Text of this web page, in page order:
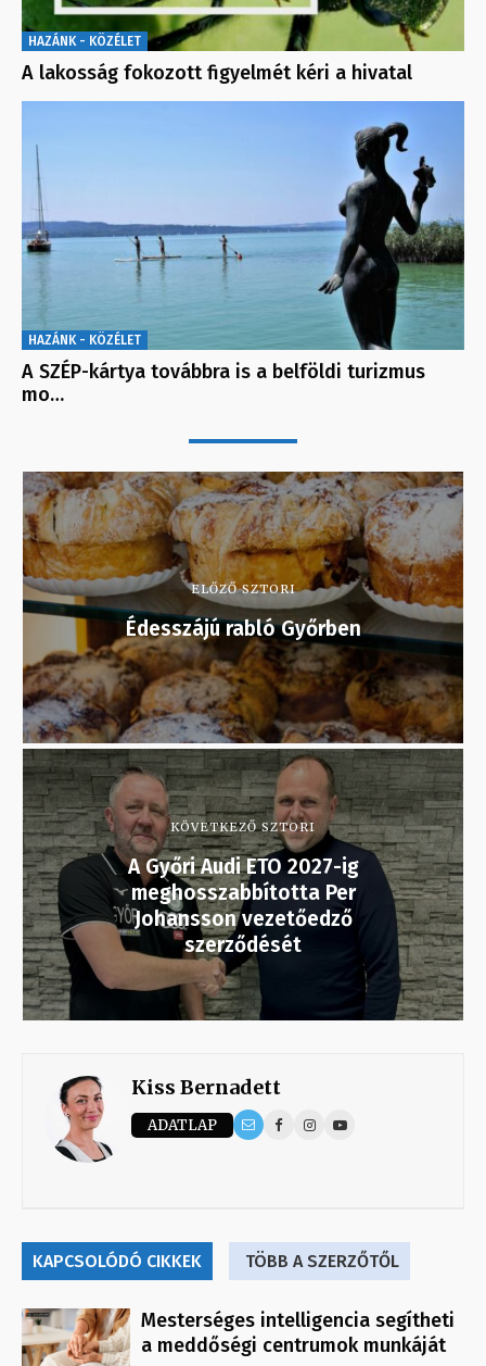
HAZÁNK - KÖZÉLET
A lakosság fokozott figyelmét kéri a hivatal
HAZÁNK - KÖZÉLET
A SZÉP-kártya továbbra is a belföldi turizmus
mo…
ELŐZŐ SZTORI
Édesszájú rabló Győrben
KÖVETKEZŐ SZTORI
A Győri Audi ETO 2027-ig
meghosszabbította Per
Johansson vezetőedző
szerződését
Kiss Bernadett
ADATLAP
KAPCSOLÓDÓ CIKKEK TÖBB A SZERZŐTŐL
Mesterséges intelligencia segítheti
a meddőségi centrumok munkáját